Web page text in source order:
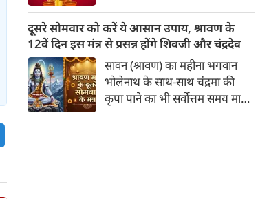
लेने वाले हैं? ज्योतिष और पंचांग के
अनुसार, किसी भी शुभ कार्य को सही
मुहूर्त में करने से सफलता की
संभावना बढ़ जाती है। 'वेबदुनिया'
आपके लिए लेकर आया है 09
अगस्‍त, 2026 का विशेष पंचांग और
दूसरे सोमवार को करें ये आसान उपाय, श्रावण के
12वें दिन इस मंत्र से प्रसन्न होंगे शिवजी और चंद्रदेव
सावन (श्रावण) का महीना भगवान
भोलेनाथ के साथ-साथ चंद्रमा की
कृपा पाने का भी सर्वोत्तम समय माना